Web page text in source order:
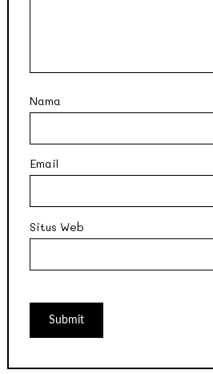
Nama
Email
Situs Web